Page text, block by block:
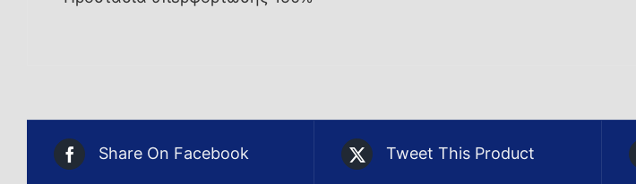
Share On Facebook Tweet This Product